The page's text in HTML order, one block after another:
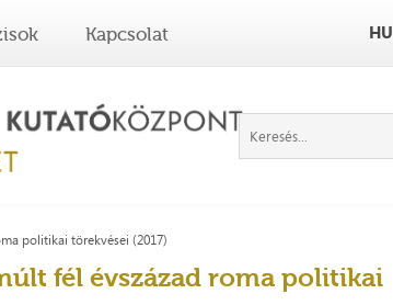
Kapcsolat HU
politikai törekvései (2017)
fél évszázad roma politikai